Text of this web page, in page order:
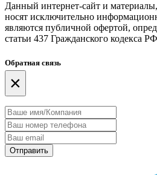
Данный интернет-сайт и
носят исключительно
являются публичной офертой,
статьи 437 Гражданского кодекса
Обратная связь
×
Отправить